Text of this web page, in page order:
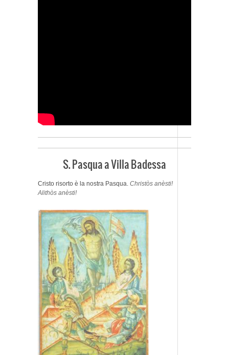
S. Pasqua a Villa Badessa
Cristo risorto è la nostra Pasqua. Christòs anèsti!
Alithòs anèsti!